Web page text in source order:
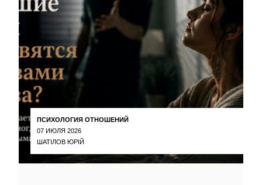
ПСИХОЛОГИЯ ОТНОШЕНИЙ
07 ИЮЛЯ 2026
ШАТІЛОВ ЮРІЙ